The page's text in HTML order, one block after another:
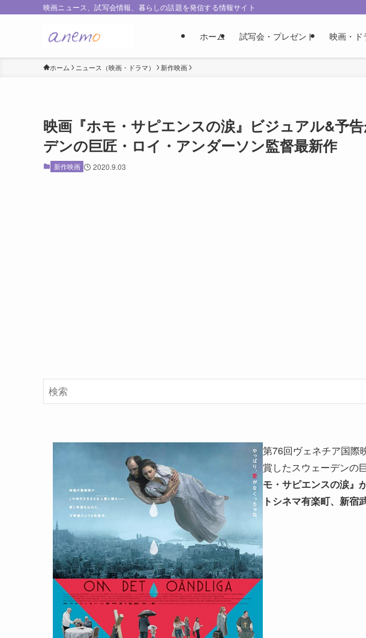
映画ニュース、試写会情報、暮らしの話題を発信する情報サイト
ホーム 試写会・プレゼント 映画・ド
ホーム ニュース（映画・ドラマ） 新作映画
映画『ホモ・サピエンスの涙』ビジュアル&予
デンの巨匠・ロイ・アンダーソン監督最新作
新作映画 2020.9.03
第76回ヴェネチア国際
賞したスウェーデンの
モ・サピエンスの涙』
トシネマ有楽町、新宿